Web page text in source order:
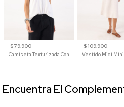
$ 79.900
$ 109.900
Encuentra El